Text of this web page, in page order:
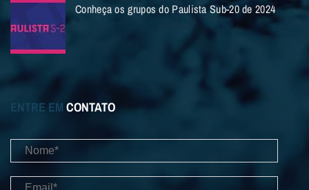
Conheça os grupos do Paulista Sub-20 de 2024
ENTRE EM CONTATO